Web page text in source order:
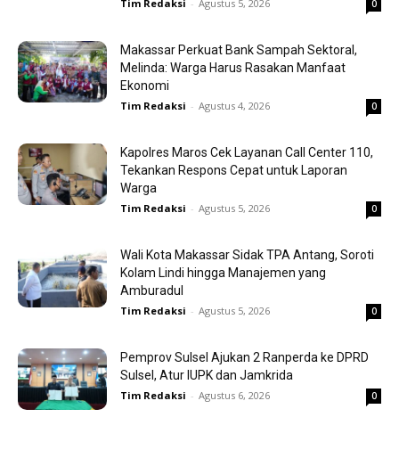
Tim Redaksi - Agustus 5, 2026 0
Makassar Perkuat Bank Sampah Sektoral,
Melinda: Warga Harus Rasakan Manfaat
Ekonomi
Tim Redaksi - Agustus 4, 2026 0
Kapolres Maros Cek Layanan Call Center 110,
Tekankan Respons Cepat untuk Laporan
Warga
Tim Redaksi - Agustus 5, 2026 0
Wali Kota Makassar Sidak TPA Antang, Soroti
Kolam Lindi hingga Manajemen yang
Amburadul
Tim Redaksi - Agustus 5, 2026 0
Pemprov Sulsel Ajukan 2 Ranperda ke DPRD
Sulsel, Atur IUPK dan Jamkrida
Tim Redaksi - Agustus 6, 2026 0